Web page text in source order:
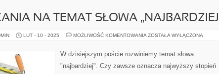
NA TEMAT SŁOWA „NAJBARDZIEJ
LUT - 10 - 2025 MOŻLIWOŚĆ KOMENTOWANIA ROZWAŻANIA
SŁOWA
„NAJBARDZIEJ
ZOSTAŁA WYŁĄCZONA
W dzisiejszym poście rozwiniemy temat słowa
"najbardziej". Czy zawsze oznacza najwyższy stopień